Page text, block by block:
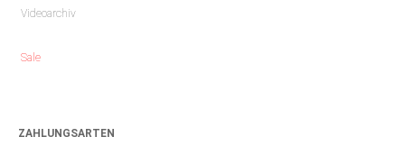
Videoarchiv
Sale
ZAHLUNGSARTEN